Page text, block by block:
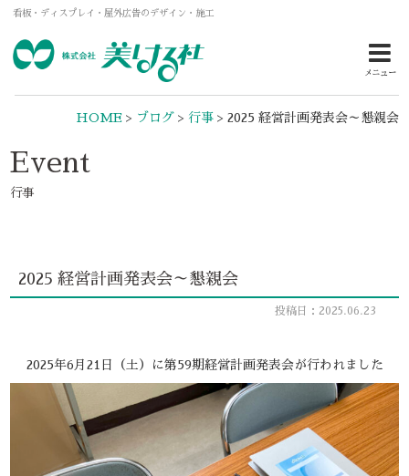
看板・ディスプレイ・屋外広告のデザイン・施工
メニュー
HOME> ブログ> 行事> 2025 経営計画発表会～懇親会
Event
行事
2025 経営計画発表会～懇親会
投稿日：2025.06.23
2025年6月21日（土）に第59期経営計画発表会が行われました